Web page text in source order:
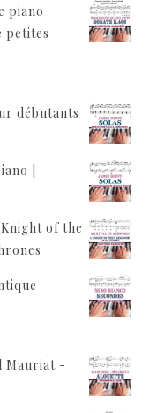
piano
petites
débutants
|
of the
Mauriat -